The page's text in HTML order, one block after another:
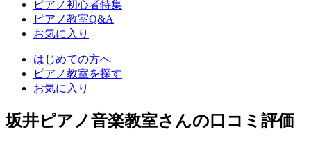
ピアノ初心者特集
ピアノ教室Q&A
お気に入り
はじめての方へ
ピアノ教室を探す
お気に入り
坂井ピアノ音楽教室さんの口コミ評価